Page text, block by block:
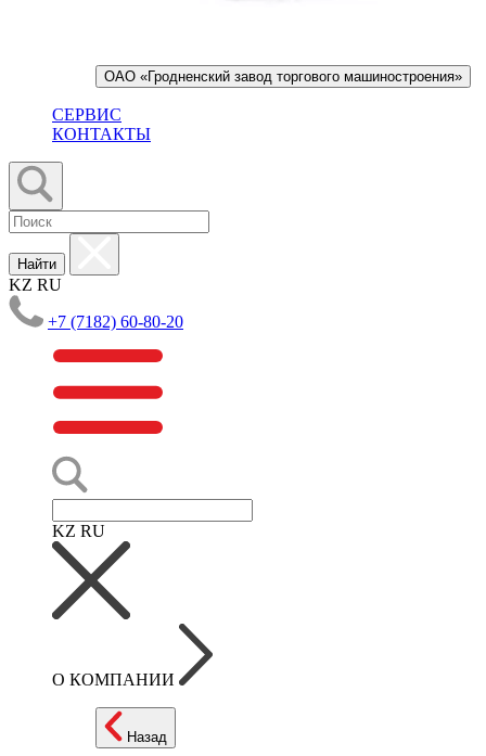
ОАО «Гродненский завод торгового машиностроения»
СЕРВИС
КОНТАКТЫ
Найти
KZ RU
+7 (7182) 60-80-20
KZ RU
О КОМПАНИИ
Назад